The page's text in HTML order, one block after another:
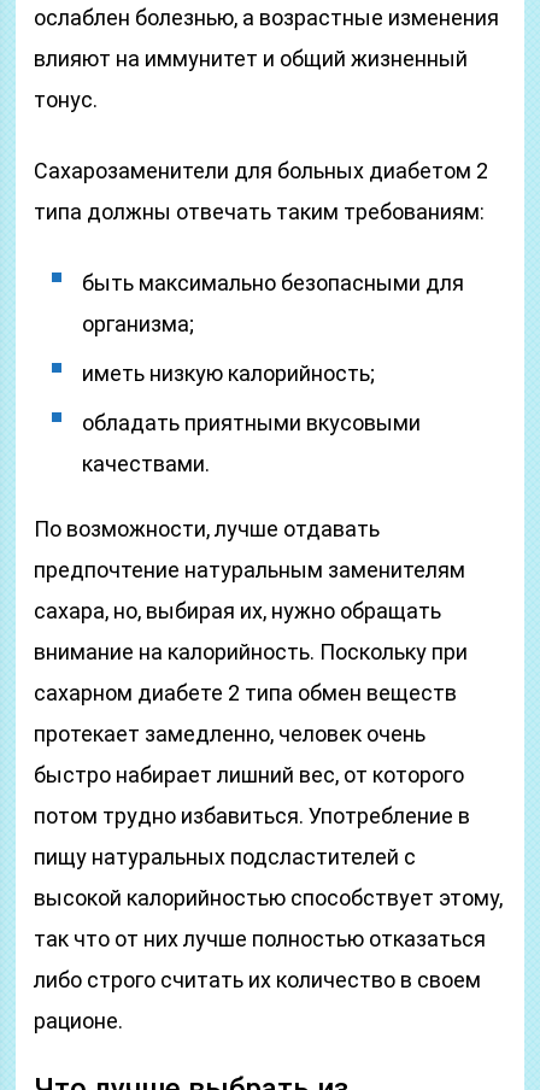
ослаблен болезнью, а возрастные изменения
влияют на иммунитет и общий жизненный
тонус.
Сахарозаменители для больных диабетом 2
типа должны отвечать таким требованиям:
быть максимально безопасными для
организма;
иметь низкую калорийность;
обладать приятными вкусовыми
качествами.
По возможности, лучше отдавать
предпочтение натуральным заменителям
сахара, но, выбирая их, нужно обращать
внимание на калорийность. Поскольку при
сахарном диабете 2 типа обмен веществ
протекает замедленно, человек очень
быстро набирает лишний вес, от которого
потом трудно избавиться. Употребление в
пищу натуральных подсластителей с
высокой калорийностью способствует этому,
так что от них лучше полностью отказаться
либо строго считать их количество в своем
рационе.